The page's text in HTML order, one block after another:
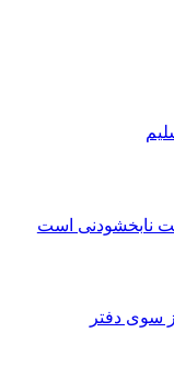
نابخشودنی است
سوی دفتر